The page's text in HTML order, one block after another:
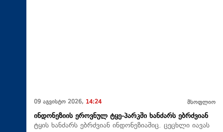
09 აგვისტო 2026, 14:24 მსოფლიო
ინდონეზიის ეროვნულ ტყე-პარკში ხანძარს ებრძვიან
ტყის ხანძარს ებრძვიან ინდონეზიაშიც. ცეცხლი იავას